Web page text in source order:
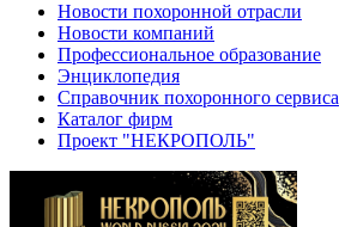
Новости похоронной отрасли
Новости компаний
Профессиональное образование
Энциклопедия
Справочник похоронного сервиса
Каталог фирм
Проект "НЕКРОПОЛЬ"